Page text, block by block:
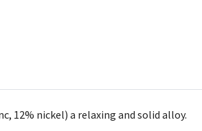
12% nickel) a relaxing and solid alloy.